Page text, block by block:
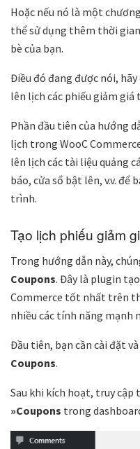
Hoặc nếu nó là một
thể sử dụng thêm thời
bè của bạn.
Điều đó đang được nói,
lên lịch các phiếu giảm giá
Phần đầu tiên của hướng
lịch trong WooC
lên lịch các tài liệu quảng
báo, cửa sổ bật lên, v.v.
trình.
Tạo lịch phiếu giảm
Trong hướng dẫn này,
Coupons. Đây là plugin
Commerce tốt nhất trên
nhiều các tính năng mạnh
Đầu tiên, bạn cần cài đặt
Coupons.
Sau khi kích hoạt, truy cập
»Coupons trong